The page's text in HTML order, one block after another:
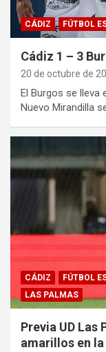
CÁDIZ FÚTBOL
Cádiz 1 – 3
20 de octubre de
El Burgos se lleva
Nuevo Mirandilla
CÁDIZ FÚTBOL
LAS PALMAS
Previa UD Las
amarillos en